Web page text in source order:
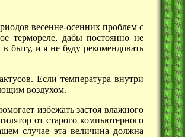
весенне-осенних проблем с
термореле, дабы постоянно не
быту, и я не буду рекомендовать
Если температура внутри
воздухом.
избежать застоя влажного
от старого компьютерного
случае эта величина должна